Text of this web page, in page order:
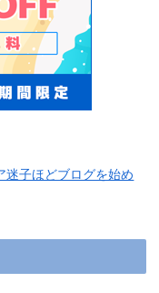
迷子ほどブログを始め